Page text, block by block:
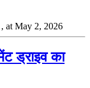
, at May 2, 2026
ड्राइव का